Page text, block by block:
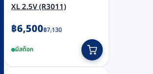
XL 2.5V (R3011)
฿7,130
Original
was:
฿7,130.
฿6,500
Current
is:
฿6,500.
มีสต็อก